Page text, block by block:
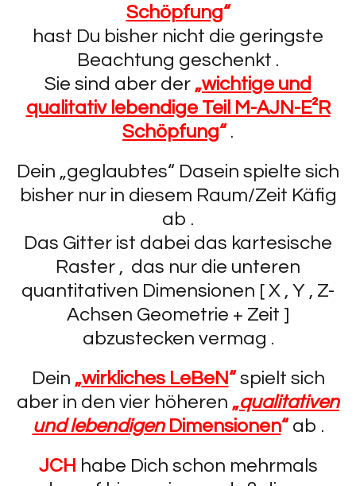
Schöpfung“
hast Du bisher nicht die geringste
Beachtung geschenkt .
Sie sind aber der „wichtige und
qualitativ lebendige Teil M-AJN-E²R
Schöpfung“ .
Dein „geglaubtes“ Dasein spielte sich
bisher nur in diesem Raum/Zeit Käfig
ab .
Das Gitter ist dabei das kartesische
Raster , das nur die unteren
quantitativen Dimensionen [ X , Y , Z-
Achsen Geometrie + Zeit ]
abzustecken vermag .
Dein „wirkliches LeBeN“ spielt sich
aber in den vier höheren „qualitativen
und lebendigenDimensionen“ ab .
JCH habe Dich schon mehrmals